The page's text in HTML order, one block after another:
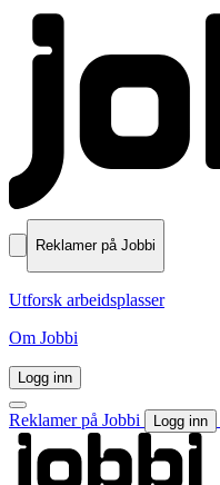
Reklamer på Jobbi
Utforsk arbeidsplasser
Om Jobbi
Logg inn
Reklamer på Jobbi Logg inn